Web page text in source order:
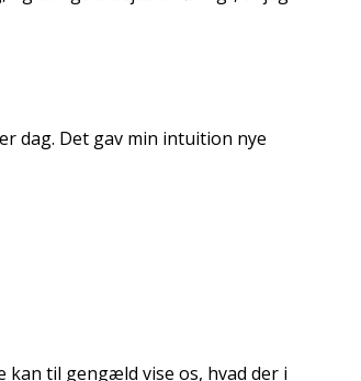
dag. Det gav min intuition nye
til gengæld vise os, hvad der i